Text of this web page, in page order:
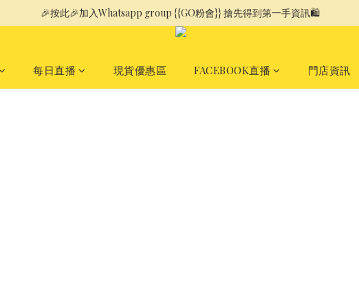
🎉按此🎉加入Whatsapp group {{GO粉會}} 搶先得到第一手資訊🛍️
每日直播 現貨優惠區 FACEBOOK直播 門店資訊